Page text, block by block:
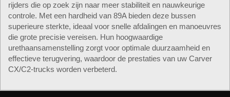
rijders die op zoek zijn naar meer stabiliteit en nauwkeurige
controle. Met een hardheid van 89A bieden deze bussen
superieure sterkte, ideaal voor snelle afdalingen en manoeuvres
die grote precisie vereisen. Hun hoogwaardige
urethaansamenstelling zorgt voor optimale duurzaamheid en
effectieve terugvering, waardoor de prestaties van uw Carver
CX/C2-trucks worden verbeterd.